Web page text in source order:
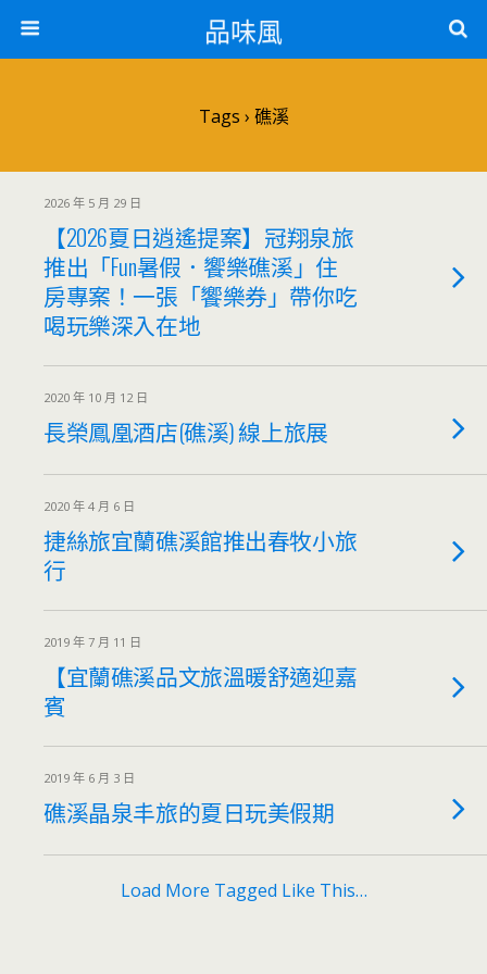
品味風
Tags › 礁溪
2026 年 5 月 29 日
【2026夏日逍遙提案】冠翔泉旅
推出「Fun暑假．饗樂礁溪」住
房專案！一張「饗樂券」帶你吃
喝玩樂深入在地
2020 年 10 月 12 日
長榮鳳凰酒店(礁溪) 線上旅展
2020 年 4 月 6 日
捷絲旅宜蘭礁溪館推出春牧小旅
行
2019 年 7 月 11 日
【宜蘭礁溪品文旅溫暖舒適迎嘉
賓
2019 年 6 月 3 日
礁溪晶泉丰旅的夏日玩美假期
Load More Tagged Like This…